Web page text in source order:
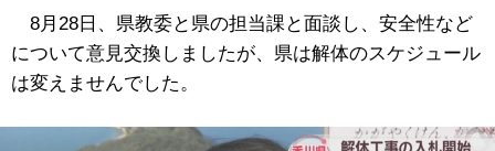
8月28日、県教委と県の担当課と面談し、安全性など
について意見交換しましたが、県は解体のスケジュール
は変えませんでした。